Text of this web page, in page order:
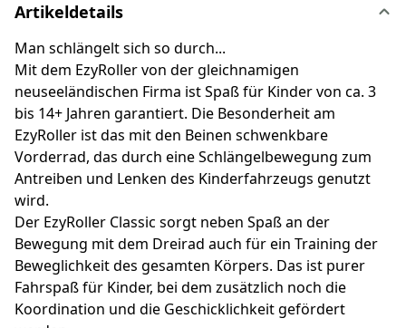
Artikeldetails
Man schlängelt sich so durch...
Mit dem EzyRoller von der gleichnamigen
neuseeländischen Firma ist Spaß für Kinder von ca. 3
bis 14+ Jahren garantiert. Die Besonderheit am
EzyRoller ist das mit den Beinen schwenkbare
Vorderrad, das durch eine Schlängelbewegung zum
Antreiben und Lenken des Kinderfahrzeugs genutzt
wird.
Der EzyRoller Classic sorgt neben Spaß an der
Bewegung mit dem Dreirad auch für ein Training der
Beweglichkeit des gesamten Körpers. Das ist purer
Fahrspaß für Kinder, bei dem zusätzlich noch die
Koordination und die Geschicklichkeit gefördert